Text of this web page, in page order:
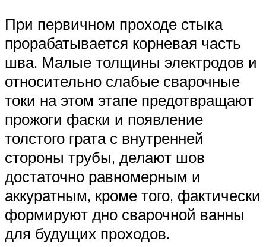
При первичном проходе стыка
прорабатывается корневая часть
шва. Малые толщины электродов и
относительно слабые сварочные
токи на этом этапе предотвращают
прожоги фаски и появление
толстого грата с внутренней
стороны трубы, делают шов
достаточно равномерным и
аккуратным, кроме того, фактически
формируют дно сварочной ванны
для будущих проходов.